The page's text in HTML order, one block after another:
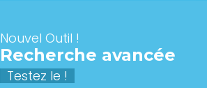
Nouvel Outil !
Recherche avancée
Testez le !